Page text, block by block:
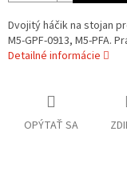
Dvojitý háčik na stojan
M5-GPF-0913, M5-PFA.
Detailné informácie
OPÝTAŤ SA